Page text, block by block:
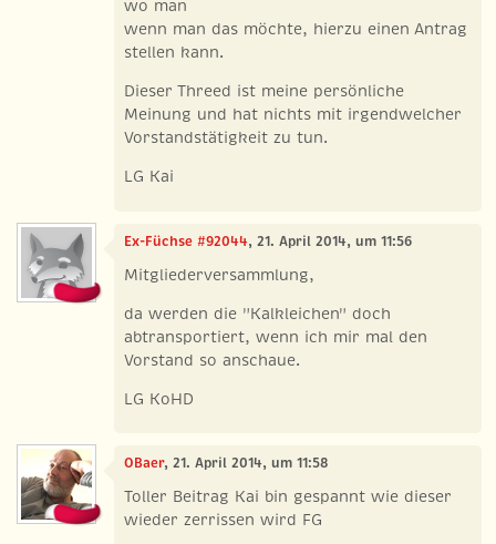
wo man
wenn man das möchte, hierzu einen Antrag
stellen kann.
Dieser Threed ist meine persönliche
Meinung und hat nichts mit irgendwelcher
Vorstandstätigkeit zu tun.
LG Kai
Ex-Füchse #92044, 21. April 2014, um 11:56
Mitgliederversammlung,
da werden die "Kalkleichen" doch
abtransportiert, wenn ich mir mal den
Vorstand so anschaue.
LG KoHD
OBaer, 21. April 2014, um 11:58
Toller Beitrag Kai bin gespannt wie dieser
wieder zerrissen wird FG